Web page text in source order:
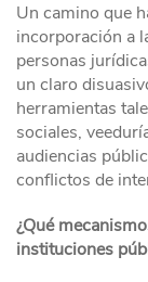
Un camino que
incorporación a
personas
un claro
herramientas
sociales,
audiencias
conflictos de
¿Qué
instituciones